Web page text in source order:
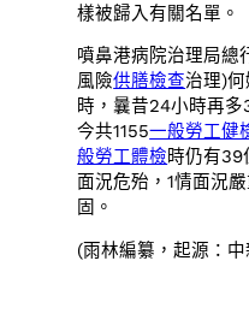
樣被歸入有關名單。
噴鼻港病院治理局總
風險供膳檢查治理)
時，曩昔24小時再
今共1155一般勞工健
般勞工體檢時仍有39
面況危殆，1情面況
固。
(雨林編纂，起源：